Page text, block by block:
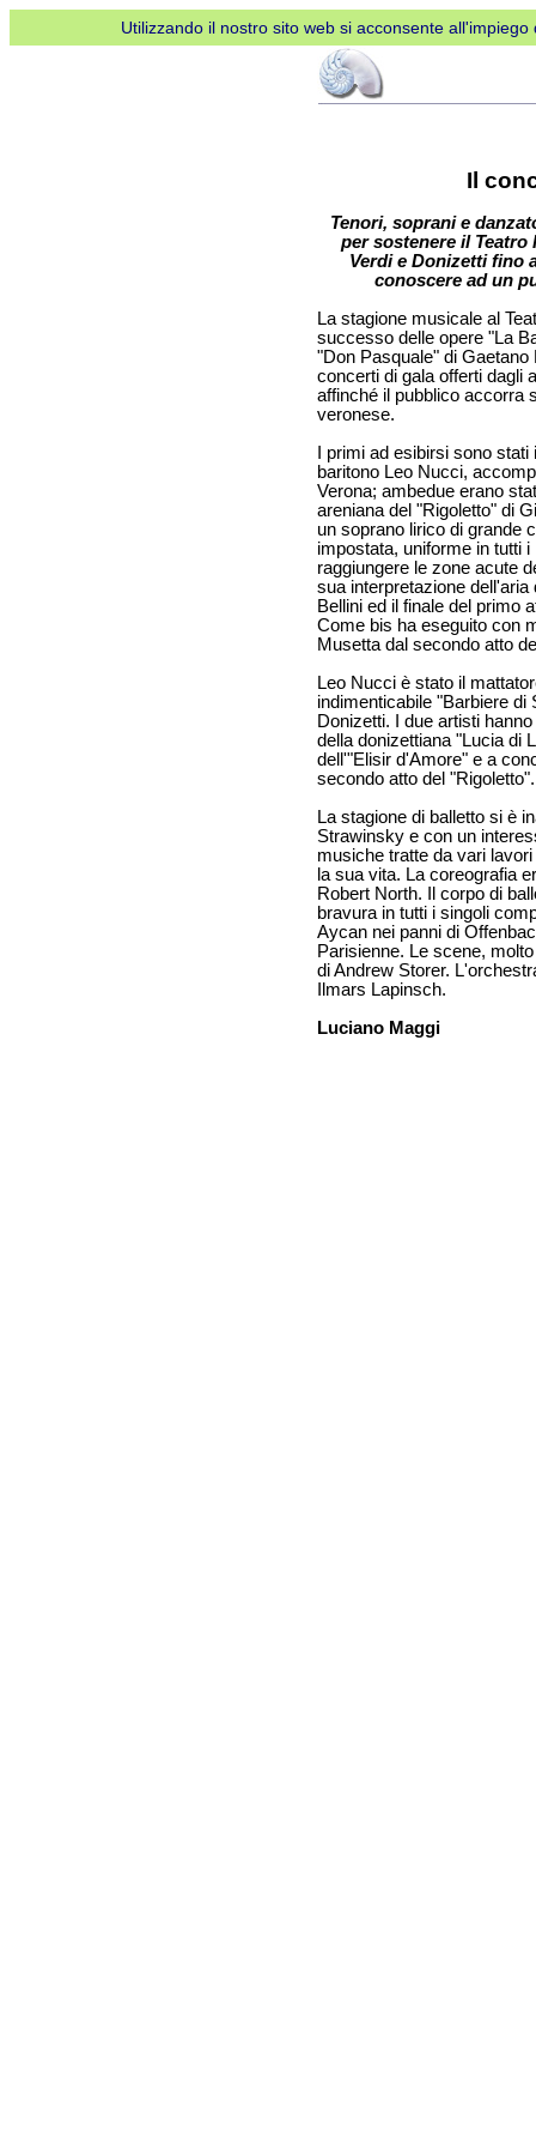
Utilizzando il nostro sito web si acconsente
Il
Tenori, soprani e
per sostenere il Teatro
Verdi e Donizetti fino
conoscere ad un
La stagione musicale al
successo delle opere "La
"Don Pasquale" di
concerti di gala offerti dagli
affinché il pubblico accorra
veronese.
I primi ad esibirsi sono
baritono Leo Nucci,
Verona; ambedue erano
areniana del "Rigoletto" di
un soprano lirico di grande
impostata, uniforme in tutti
raggiungere le zone acute
sua interpretazione
Bellini ed il finale del primo
Come bis ha eseguito con
Musetta dal secondo atto
Leo Nucci è stato il
indimenticabile "Barbiere di
Donizetti. I due artisti
della donizettiana "Lucia di
dell'"Elisir d'Amore" e a
secondo atto del "Rigoletto".
La stagione di balletto si è
Strawinsky e con un
musiche tratte da vari
la sua vita. La coreografia
Robert North. Il corpo di
bravura in tutti i singoli
Aycan nei panni di
Parisienne. Le scene,
di Andrew Storer.
Ilmars Lapinsch.
Luciano Maggi